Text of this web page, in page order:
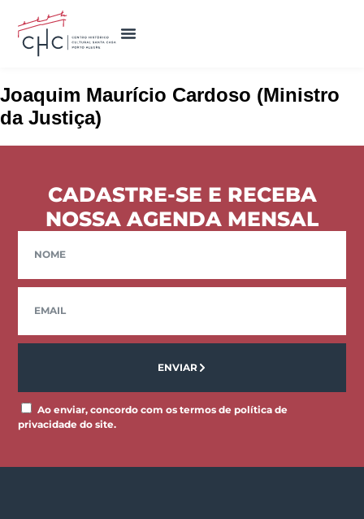
Joaquim Maurício Cardoso (Ministro
da Justiça)
CADASTRE-SE E RECEBA
NOSSA AGENDA MENSAL
Ao enviar, concordo com os termos de política de
privacidade do site.
ENVIAR